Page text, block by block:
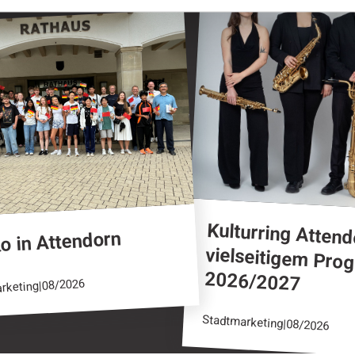
in Attendorn
|08/2026
Kulturring
vielseitigem
2026/2027
Stadtmarketing|08/2026